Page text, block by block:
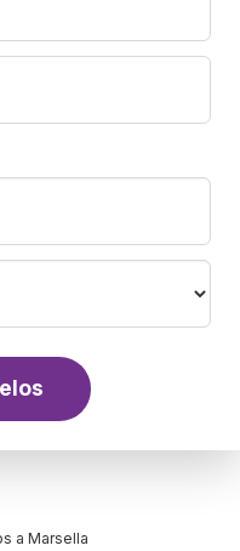
a Marsella